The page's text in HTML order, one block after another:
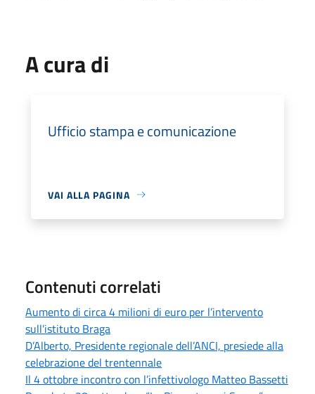
A cura di
Ufficio stampa e comunicazione
VAI ALLA PAGINA
Contenuti correlati
Aumento di circa 4 milioni di euro per l’intervento
sull’istituto Braga
D’Alberto, Presidente regionale dell’ANCI, presiede alla
celebrazione del trentennale
Il 4 ottobre incontro con l’infettivologo Matteo Bassetti